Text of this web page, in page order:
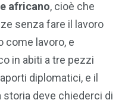
africano, cioè che
senza fare il lavoro
come lavoro, e
in abiti a tre pezzi
diplomatici, e il
deve chiederci di